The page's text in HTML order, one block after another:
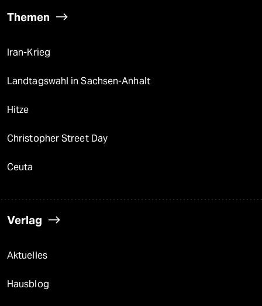
Themen
Iran-Krieg
Landtagswahl in Sachsen-Anhalt
Hitze
Christopher Street Day
Ceuta
Verlag
Aktuelles
Hausblog